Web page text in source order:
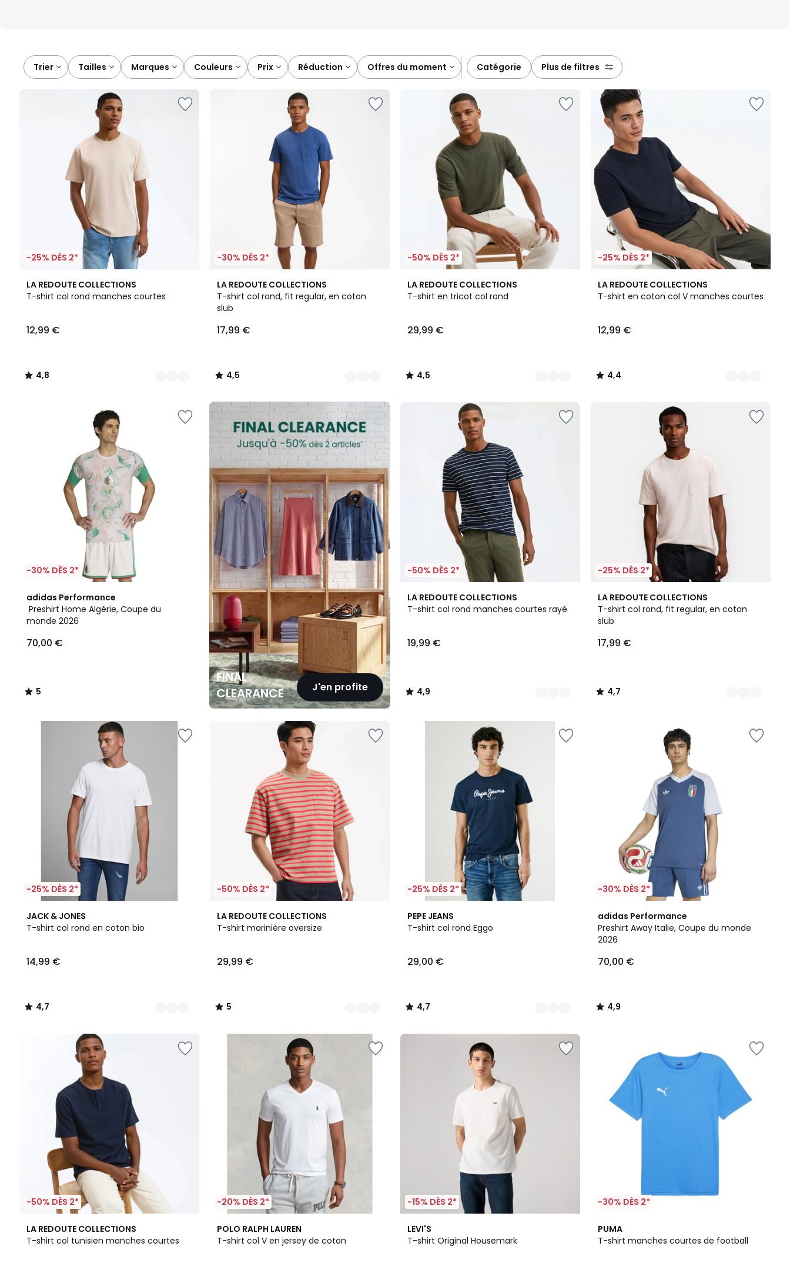
Trier tailles marques couleurs prix réduction offres du moment catégorie plus de filtres
-25% DÈS 2*
LA REDOUTE COLLECTIONS
T-shirt col rond manches courtes
€.
12,99 €
4,8
/ 5
10
Couleurs
4,8
/
-30% DÈS 2*
LA REDOUTE COLLECTIONS
T-shirt col rond, fit regular, en coton
slub
17,99 €
4,5
/ 5
2
Couleurs
4,5
/
-50% DÈS 2*
LA REDOUTE COLLECTIONS
T-shirt en tricot col rond
29,99 €
4,5
/ 5
3
Couleurs
4,5
/
-25% DÈS 2*
LA REDOUTE COLLECTIONS
T-shirt en coton col V manches courtes
12,99 €
4,4
/ 5
5
Couleurs
4,4
/
-30% DÈS 2*
adidas Performance
Preshirt Home Algérie, Coupe du
monde 2026
70,00 €
5
/
5
5
/
FINAL
CLEARANCE
J'en profite
FINAL
CLEARANCE
-50% DÈS 2*
LA REDOUTE COLLECTIONS
T-shirt col rond manches courtes rayé
19,99 €
4,9
/ 5
2
Couleurs
4,9
/
-25% DÈS 2*
LA REDOUTE COLLECTIONS
T-shirt col rond, fit regular, en coton
slub
17,99 €
4,7
/ 5
3
Couleurs
4,7
/
-25% DÈS 2*
JACK & JONES
T-shirt col rond en coton bio
14,99 €
4,7
/ 5
4
Couleurs
4,7
/
-50% DÈS 2*
LA REDOUTE COLLECTIONS
T-shirt marinière oversize
29,99 €
5
/
2
Couleurs
5
/
-25% DÈS 2*
PEPE JEANS
T-shirt col rond Eggo
29,00 €
4,7
/ 5
2
Couleurs
4,7
/
-30% DÈS 2*
adidas Performance
Preshirt Away Italie, Coupe du monde
2026
70,00 €
4,9
/ 5
4,9
/
-50% DÈS 2*
LA REDOUTE COLLECTIONS
T-shirt col tunisien manches courtes
4,8
/ 5
2
Couleurs
-20% DÈS 2*
POLO RALPH LAUREN
T-shirt col V en jersey de coton
4,3
/ 5
4
Couleurs
-15% DÈS 2*
LEVI'S
T-shirt Original Housemark
4,6
/ 5
4
Couleurs
-30% DÈS 2*
PUMA
T-shirt manches courtes de football
4,8
/ 5
6
Couleurs